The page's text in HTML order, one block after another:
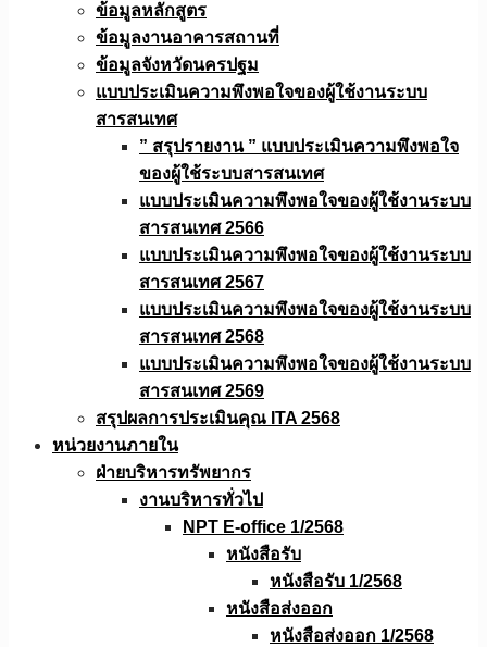
ข้อมูลหลักสูตร
ข้อมูลงานอาคารสถานที่
ข้อมูลจังหวัดนครปฐม
แบบประเมินความพึงพอใจของผู้ใช้งานระบบ
สารสนเทศ
” สรุปรายงาน ” แบบประเมินความพึงพอใจ
ของผู้ใช้ระบบสารสนเทศ
แบบประเมินความพึงพอใจของผู้ใช้งานระบบ
สารสนเทศ 2566
แบบประเมินความพึงพอใจของผู้ใช้งานระบบ
สารสนเทศ 2567
แบบประเมินความพึงพอใจของผู้ใช้งานระบบ
สารสนเทศ 2568
แบบประเมินความพึงพอใจของผู้ใช้งานระบบ
สารสนเทศ 2569
สรุปผลการประเมินคุณ ITA 2568
หน่วยงานภายใน
ฝ่ายบริหารทรัพยากร
งานบริหารทั่วไป
NPT E-office 1/2568
หนังสือรับ
หนังสือรับ 1/2568
หนังสือส่งออก
หนังสือส่งออก 1/2568